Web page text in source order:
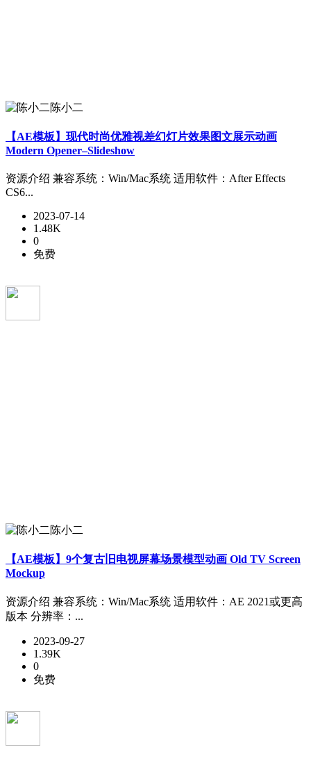
陈小二
【AE模板】现代时尚优雅视差幻灯片效果图文展示动画
Modern Opener–Slideshow
资源介绍 兼容系统：Win/Mac系统 适用软件：After Effects
CS6...
2023-07-14
1.48K
0
免费
陈小二
【AE模板】9个复古旧电视屏幕场景模型动画 Old TV Screen
Mockup
资源介绍 兼容系统：Win/Mac系统 适用软件：AE 2021或更高
版本 分辨率：...
2023-09-27
1.39K
0
免费